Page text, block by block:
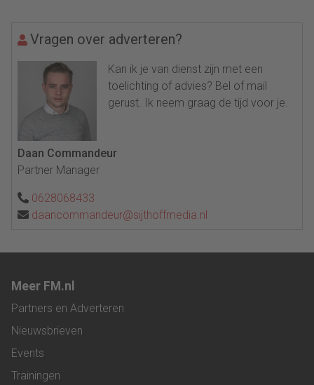
Vragen over adverteren?
Kan ik je van dienst zijn met een
toelichting of advies? Bel of mail
gerust. Ik neem graag de tijd voor je.
Daan Commandeur
Partner Manager
0628068433
daancommandeur@sijthoffmedia.nl
Meer FM.nl
Partners en Adverteren
Nieuwsbrieven
Events
Trainingen